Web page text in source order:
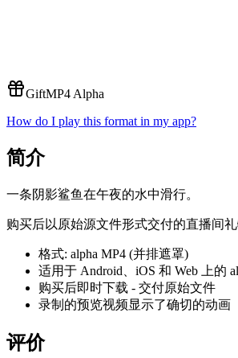
GiftMP4 Alpha
How do I play this format in my app?
简介
一条阴影鲨鱼在午夜的水中滑行。
购买后以原始源文件形式交付的直播间礼
格式: alpha MP4 (并排遮罩)
适用于 Android、iOS 和 Web 上的
购买后即时下载 - 交付原始文件
录制的预览视频显示了确切的动画
评价